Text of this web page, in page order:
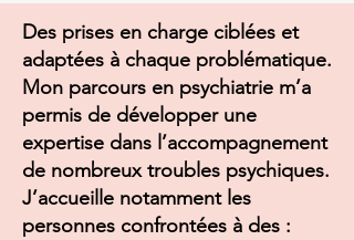
Des prises en charge ciblées et
adaptées à chaque problématique.
Mon parcours en psychiatrie m’a
permis de développer une
expertise dans l’accompagnement
de nombreux troubles psychiques.
J’accueille notamment les
personnes confrontées à des :